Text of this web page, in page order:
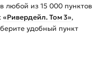
любой из 15 000 пунктов
«Ривердейл. Том 3»,
удобный пункт